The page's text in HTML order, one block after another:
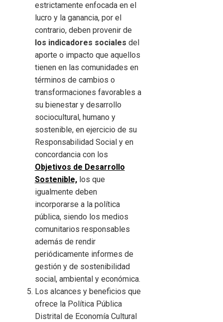
estrictamente enfocada en el
lucro y la ganancia, por el
contrario, deben provenir de
los indicadores sociales del
aporte o impacto que aquellos
tienen en las comunidades en
términos de cambios o
transformaciones favorables a
su bienestar y desarrollo
sociocultural, humano y
sostenible, en ejercicio de su
Responsabilidad Social y en
concordancia con los
Objetivos de Desarrollo
Sostenible,los que
igualmente deben
incorporarse a la política
pública, siendo los medios
comunitarios responsables
además de rendir
periódicamente informes de
gestión y de sostenibilidad
social, ambiental y económica.
Los alcances y beneficios que
ofrece la Política Pública
Distrital de Economía Cultural